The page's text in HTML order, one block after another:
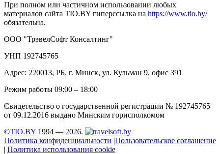
При полном или частичном использовании любых
материалов сайта TIO.BY гиперссылка на https://www.tio.by/
обязательна.
ООО "ТрэвелСофт Консалтинг"
УНП 192745765
Адрес: 220013, РБ, г. Минск, ул. Кульман 9, офис 391
Режим работы 09:00 – 18:00
Свидетельство о государственной регистрации № 192745765
от 09.12.2016 выдано Минским горисполкомом
©TIO.BY 1994 — 2026.
Политика конфиденциальности |Пользовательское соглашение
| Политика использования cookie